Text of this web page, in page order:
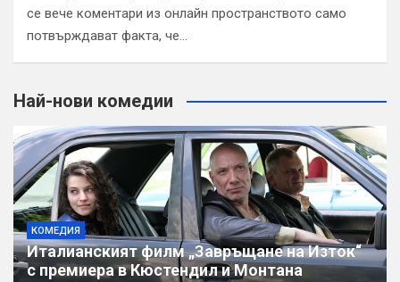
се вече коментари из онлайн пространството само
потвърждават факта, че…
Най-нови комедии
КОМЕДИЯ
Италианският филм „Завръщане на Изток“
с премиера в Кюстендил и Монтана